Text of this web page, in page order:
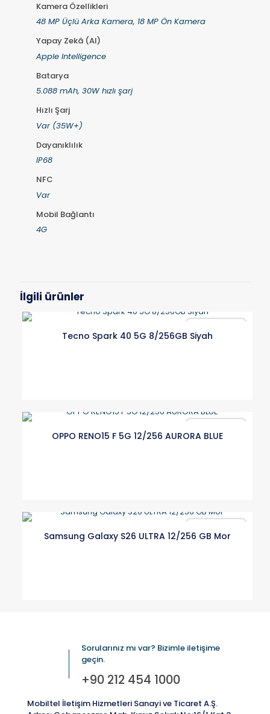
Kamera Özellikleri
48 MP Üçlü Arka Kamera, 18 MP Ön Kamera
Yapay Zekâ (AI)
Apple Intelligence
Batarya
5.088 mAh, 30W hızlı şarj
Hızlı Şarj
Var (35W+)
Dayanıklılık
IP68
NFC
Var
Mobil Bağlantı
4G
İlgili ürünler
Tecno Spark 40 5G 8/256GB Siyah
OPPO RENO15 F 5G 12/256 AURORA BLUE
Samsung Galaxy S26 ULTRA 12/256 GB Mor
Sorularınız mı var? Bizimle iletişime
geçin.
+90 212 454 1000
Mobiltel İletişim Hizmetleri Sanayi ve Ticaret A.Ş.